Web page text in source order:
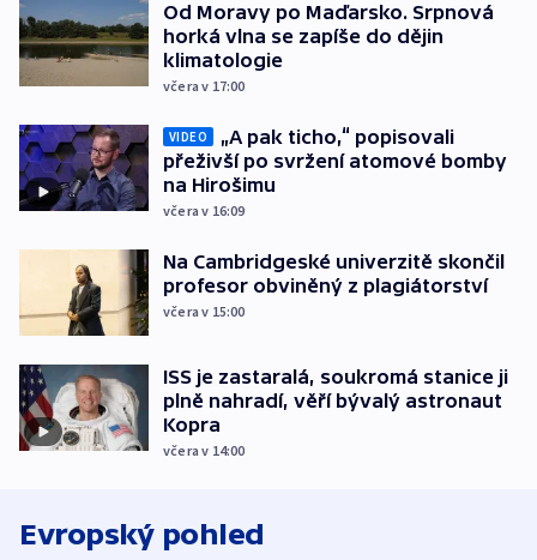
Od Moravy po Maďarsko. Srpnová
horká vlna se zapíše do dějin
klimatologie
včera v 17:00
VIDEO
„A pak ticho,“ popisovali
přeživší po svržení atomové bomby
na Hirošimu
včera v 16:09
Na Cambridgeské univerzitě skončil
profesor obviněný z plagiátorství
včera v 15:00
ISS je zastaralá, soukromá stanice ji
plně nahradí, věří bývalý astronaut
Kopra
včera v 14:00
Evropský pohled